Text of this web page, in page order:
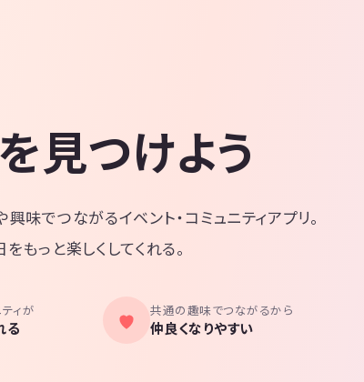
を見つけよう
味でつながるイベント・コミュニティアプリ。
もっと楽しくしてくれる。
ィが
る
共通の趣味でつながるから
仲良くなりやすい